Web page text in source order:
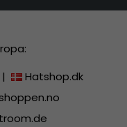
|
Hatshop.dk